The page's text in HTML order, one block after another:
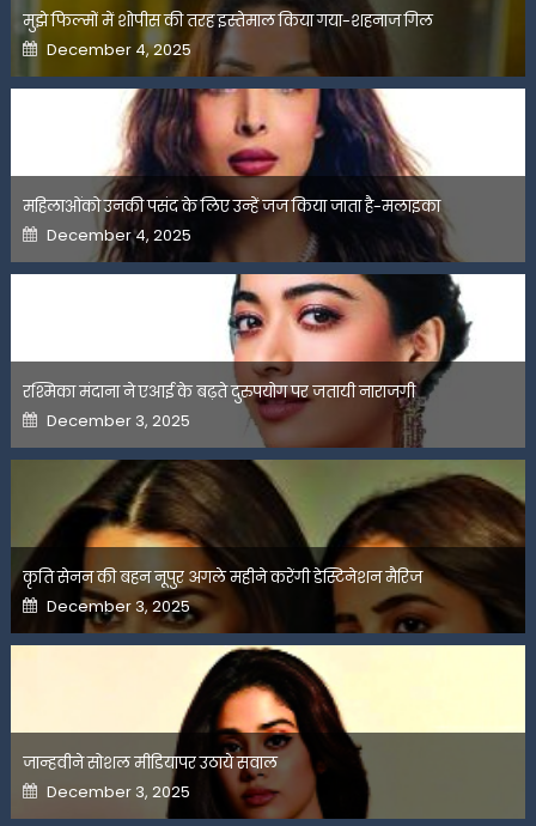
मुझे फिल्मों में शोपीस की तरह इस्तेमाल किया गया-शहनाज गिल
Posted
on
December 4, 2025
महिलाओंको उनकी पसंद के लिए उन्हें जज किया जाता है-मलाइका
Posted
on
December 4, 2025
रश्मिका मंदाना ने एआई के बढ़ते दुरुपयोग पर जतायी नाराजगी
Posted
on
December 3, 2025
कृति सेनन की बहन नूपुर अगले महीने करेंगी डेस्टिनेशन मैरिज
Posted
on
December 3, 2025
जान्हवीने सोशल मीडियापर उठाये सवाल
Posted
on
December 3, 2025